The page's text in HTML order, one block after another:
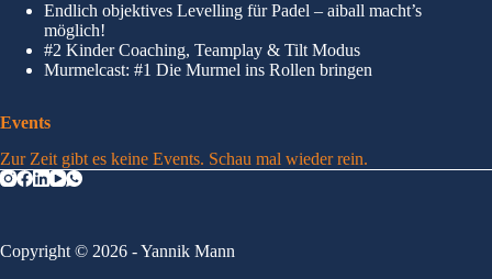
Endlich objektives Levelling für Padel – aiball macht’s
möglich!
#2 Kinder Coaching, Teamplay & Tilt Modus
Murmelcast: #1 Die Murmel ins Rollen bringen
Events
Zur Zeit gibt es keine Events. Schau mal wieder rein.
Copyright © 2026 - Yannik Mann